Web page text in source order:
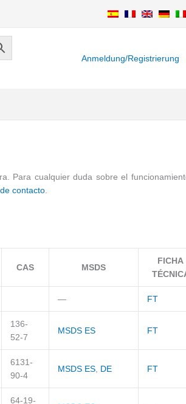
Anmeldung/Registrierung
Para cualquier duda sobre el
contacto
CAS MSDS
FICHA
— FT
136-
52-7
MSDS ES FT
6131-
90-4
MSDS ES, DE FT
64-19-